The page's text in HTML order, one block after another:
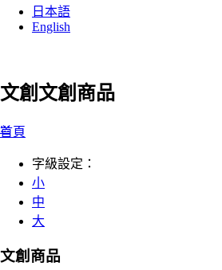
日本語
English
文創 文創商品
:::
首頁
字級設定：
小
中
大
文創商品